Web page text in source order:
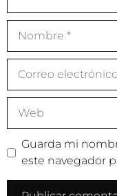
Guarda mi
este navegador